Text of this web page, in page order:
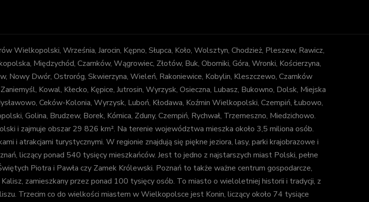
Wielkopolski, Września, Jarocin, Kępno, Słupca, Koło, Wolsztyn, Chodzież, Pleszew, Rawicz,
Międzychód, Czarnków, Wągrowiec, Złotów, Buk, Oborniki, Góra, Wronki, Kościerzyna,
Nowy Dwór, Ostroróg, Skwierzyna, Wieleń, Rakoniewice, Kobylin, Kleszczewo, Czarnków
Kowal, Kłecko, Kępice, Jutrosin, Wyrzysk, Osieczna, Lubasz, Bukowno, Dolsk, Miejska
Ceków-Kolonia, Wyrzysk, Luboń, Kłodawa, Koźmin Wielkopolski, Czempiń, Łubowo,
Golina, Brudzew, Borek, Kórnica, Zduny, Czempiń, Rychwał, Trzemeszno, Miedzichowo.
i zajmuje obszar 29 826 km². Na terenie województwa mieszka około 3,5 miliona osób.
i atrakcjami turystycznymi. W regionie znajdują się piękne jeziora, lasy, parki krajobrazowe i
liczący ponad 540 tysięcy mieszkańców. Jest to jedno z najstarszych miast Polski, pełne
Piotra i Pawła czy Zamek Królewski. Poznań to także ważne centrum gospodarcze,
zamieszkany przez ponad 100 tysięcy osób. To miasto o wieloletniej historii i tradycji, z
Trzecim co do wielkości miastem w Wielkopolsce jest Konin, liczący około 74 tysiące